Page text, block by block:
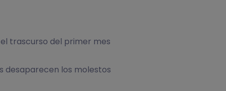
trascurso del primer mes
desaparecen los molestos